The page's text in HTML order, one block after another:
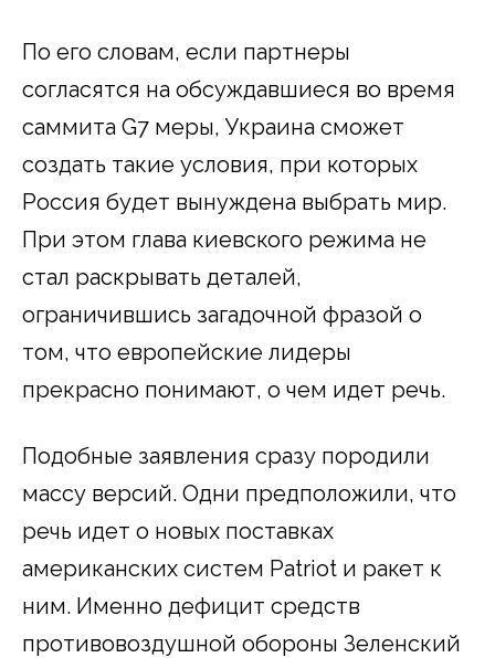
По его словам, если партнеры
согласятся на обсуждавшиеся во время
саммита G7 меры, Украина сможет
создать такие условия, при которых
Россия будет вынуждена выбрать мир.
При этом глава киевского режима не
стал раскрывать деталей,
ограничившись загадочной фразой о
том, что европейские лидеры
прекрасно понимают, о чем идет речь.
Подобные заявления сразу породили
массу версий. Одни предположили, что
речь идет о новых поставках
американских систем Patriot и ракет к
ним. Именно дефицит средств
противовоздушной обороны Зеленский